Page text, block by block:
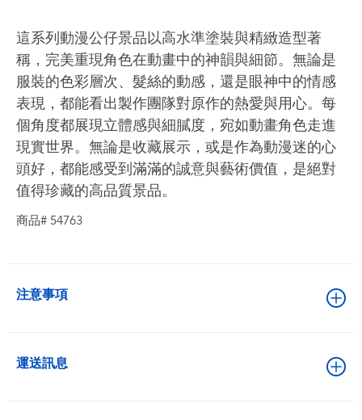
角色收藏
生活雜貨
這系列動漫公仔景品以高水準塗裝與精緻造型著
稱，完美重現角色在動畫中的神韻與細節。無論是
服裝的色彩層次、髮絲的動感，還是眼神中的情感
表現，都能看出製作團隊對原作的熱愛與用心。每
個角度都展現立體感與細膩度，宛如動畫角色走進
現實世界。無論是收藏展示，或是作為動漫迷的心
頭好，都能感受到滿滿的誠意與藝術價值，是絕對
值得珍藏的高品質景品。
商品# 54763
注意事項
運送訊息